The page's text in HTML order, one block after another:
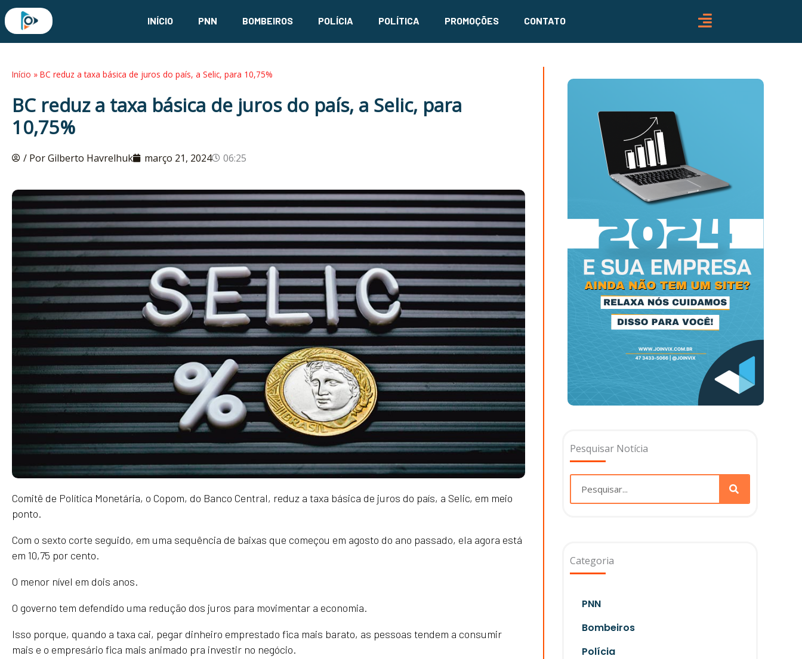
para
INÍCIO PNN BOMBEIROS POLÍCIA POLÍTICA PROMOÇÕES CONTATO
Início » BC reduz a taxa básica de juros do país, a Selic, para 10,75%
BC reduz a taxa básica de juros do país, a Selic, para
10,75%
/ Por Gilberto Havrelhuk março 21, 2024 06:25
Comitê de Política Monetária, o Copom, do Banco Central, reduz a taxa básica de juros do país, a Selic, em meio
ponto.
Com o sexto corte seguido, em uma sequência de baixas que começou em agosto do ano passado, ela agora está
em 10,75 por cento.
O menor nível em dois anos.
O governo tem defendido uma redução dos juros para movimentar a economia.
Isso porque, quando a taxa cai, pegar dinheiro emprestado fica mais barato, as pessoas tendem a consumir
mais e o empresário fica mais animado pra investir no negócio.
Pesquisar Notícia
Categoria
PNN
Bombeiros
Polícia